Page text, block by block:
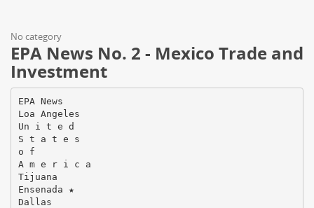
No category
EPA News No. 2 - Mexico Trade and
Investment
EPA News
Loa Angeles
Un i t e d
S t a t e s
o f
A m e r i c a
Tijuana
Ensenada ★
Dallas